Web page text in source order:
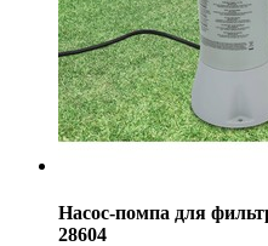
Насос-помпа для
28604